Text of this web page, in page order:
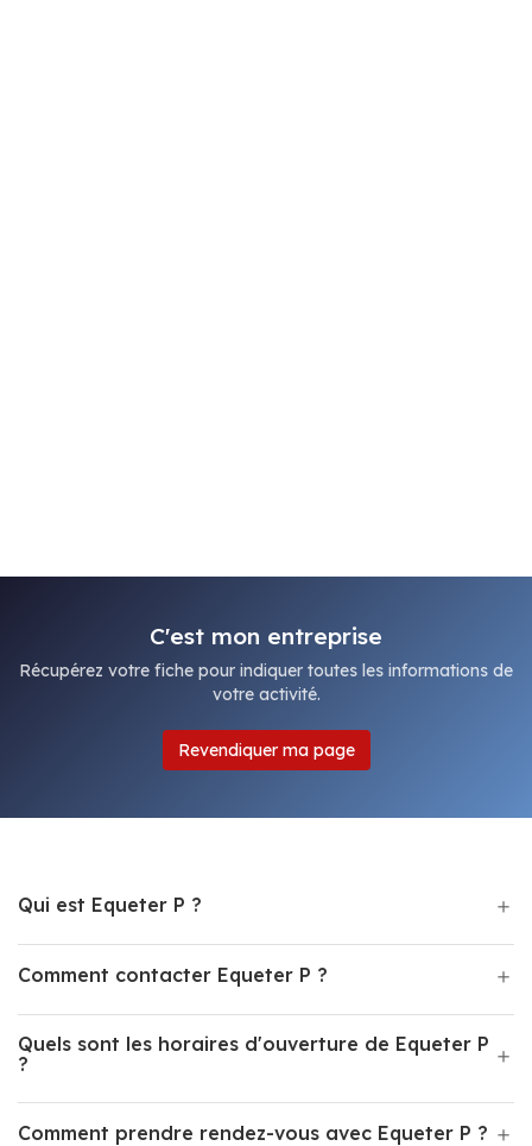
C'est mon entreprise
Récupérez votre fiche pour indiquer toutes les informations de
votre activité.
Revendiquer ma page
Qui est Equeter P ?
Comment contacter Equeter P ?
Quels sont les horaires d'ouverture de Equeter P
?
Comment prendre rendez-vous avec Equeter P ?